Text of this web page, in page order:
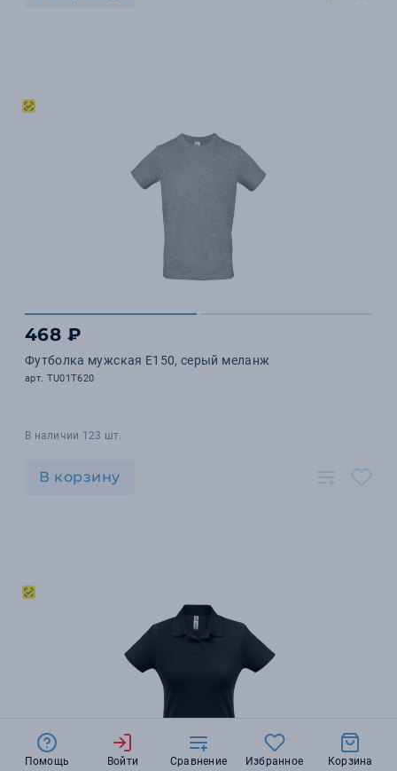
468 ₽
Футболка мужская E150, серый меланж
арт. TU01T620
В наличии 123 шт.
В корзину
Помощь Войти Сравнение Избранное Корзина